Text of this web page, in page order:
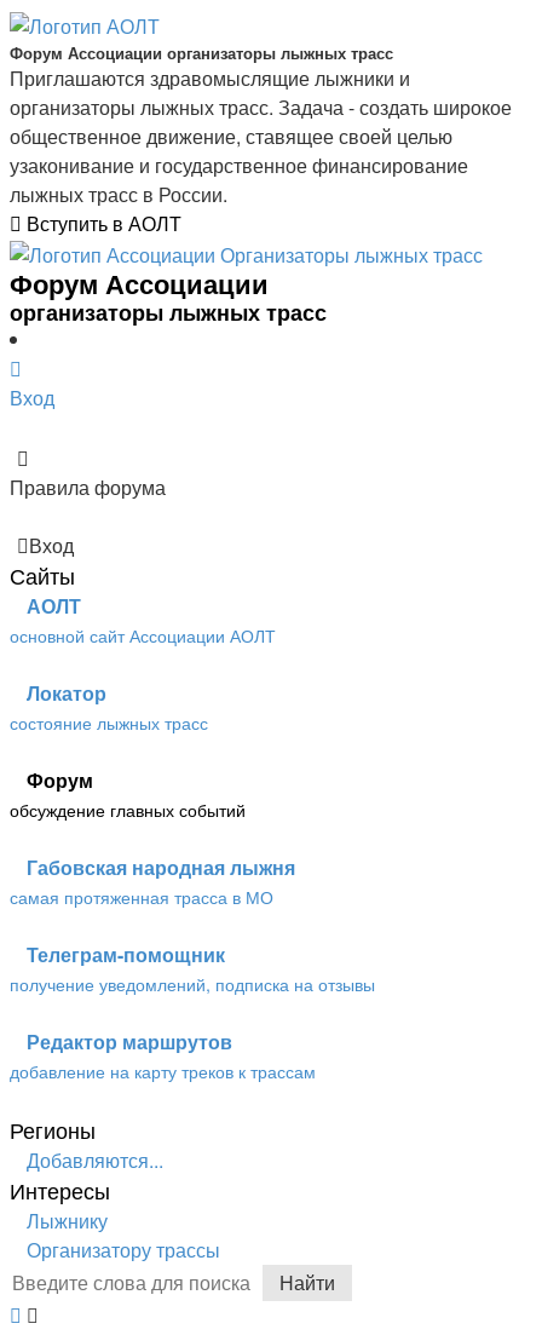
Форум Ассоциации организаторы лыжных трасс
Приглашаются здравомыслящие лыжники и
организаторы лыжных трасс. Задача - создать широкое
общественное движение, ставящее своей целью
узаконивание и государственное финансирование
лыжных трасс в России.
Вступить в АОЛТ
Форум Ассоциации
организаторы лыжных трасс
Вход
Правила форума
Вход
Сайты
АОЛТ
основной сайт Ассоциации АОЛТ
Локатор
состояние лыжных трасс
Форум
обсуждение главных событий
Габовская народная лыжня
самая протяженная трасса в МО
Телеграм-помощник
получение уведомлений, подписка на отзывы
Редактор маршрутов
добавление на карту треков к трассам
Регионы
Добавляются...
Интересы
Лыжнику
Организатору трассы
Найти